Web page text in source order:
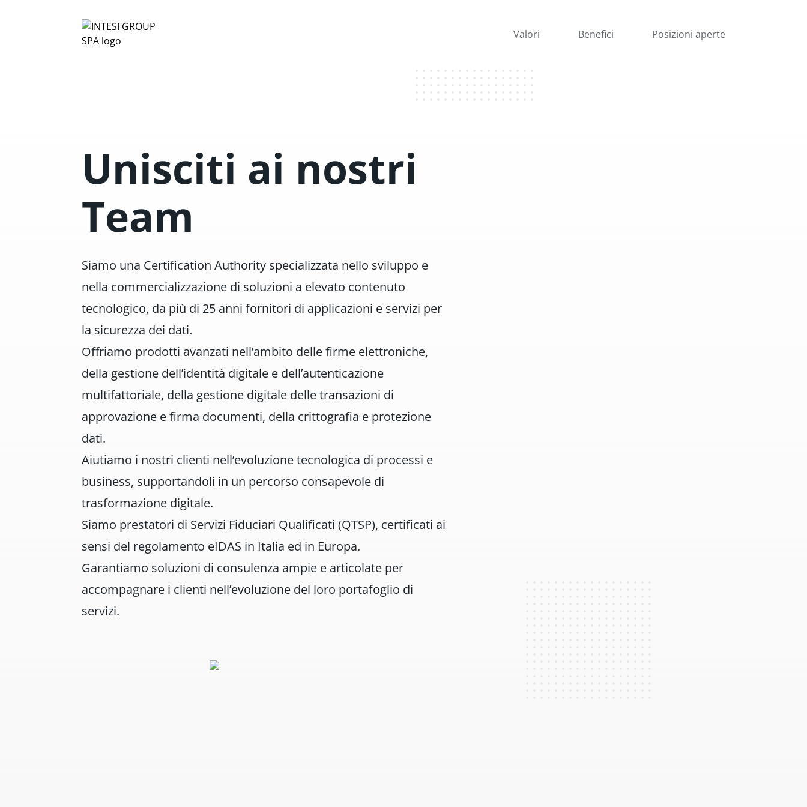
Valori Benefici Posizioni aperte
Unisciti ai nostri
Team
Siamo una Certification Authority specializzata nello sviluppo e
nella commercializzazione di soluzioni a elevato contenuto
tecnologico, da più di 25 anni fornitori di applicazioni e servizi per
la sicurezza dei dati.
Offriamo prodotti avanzati nell’ambito delle firme elettroniche,
della gestione dell’identità digitale e dell’autenticazione
multifattoriale, della gestione digitale delle transazioni di
approvazione e firma documenti, della crittografia e protezione
dati.
Aiutiamo i nostri clienti nell’evoluzione tecnologica di processi e
business, supportandoli in un percorso consapevole di
trasformazione digitale.
Siamo prestatori di Servizi Fiduciari Qualificati (QTSP), certificati ai
sensi del regolamento eIDAS in Italia ed in Europa.
Garantiamo soluzioni di consulenza ampie e articolate per
accompagnare i clienti nell’evoluzione del loro portafoglio di
servizi.